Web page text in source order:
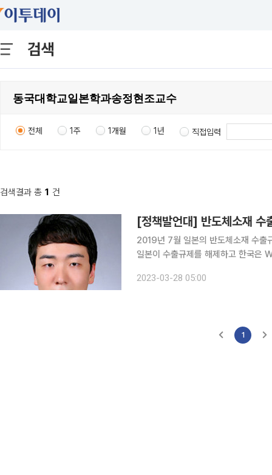
검색
전체 1주 1개월 1년 직접입력
검색결과 총 1 건
[정책발언대] 반도체소재 수
2019년 7월 일본의 반도체소재 수
일본이 수출규제를 해제하고 한국은
고 볼 수 있다. 반도체소재 수출규제
2023-03-28 05:00
1